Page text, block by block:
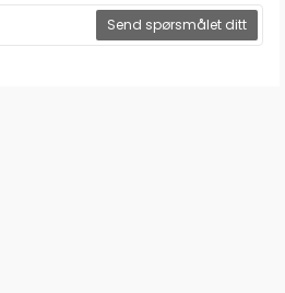
Send spørsmålet ditt